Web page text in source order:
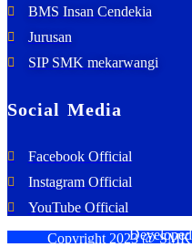
BMS Insan Cendekia
Jurusan
SIP SMK mekarwangi
Social Media
Facebook Official
Instagram Official
YouTube Official
Copyright 2023 @